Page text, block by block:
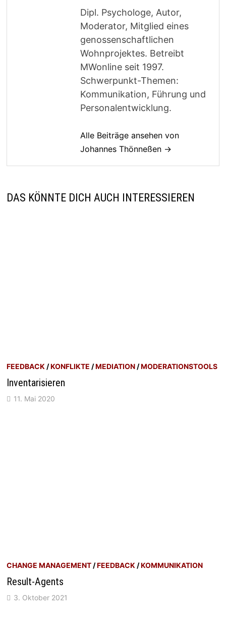
Dipl. Psychologe, Autor,
Moderator, Mitglied eines
genossenschaftlichen
Wohnprojektes. Betreibt
MWonline seit 1997.
Schwerpunkt-Themen:
Kommunikation, Führung und
Personalentwicklung.
Alle Beiträge ansehen von
Johannes Thönneßen →
DAS KÖNNTE DICH AUCH INTERESSIEREN
FEEDBACK /KONFLIKTE /MEDIATION /MODERATIONSTOOLS
Inventarisieren
11. Mai 2020
CHANGE MANAGEMENT /FEEDBACK /KOMMUNIKATION
Result-Agents
3. Oktober 2021